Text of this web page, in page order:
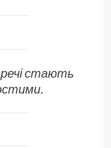
речі стають